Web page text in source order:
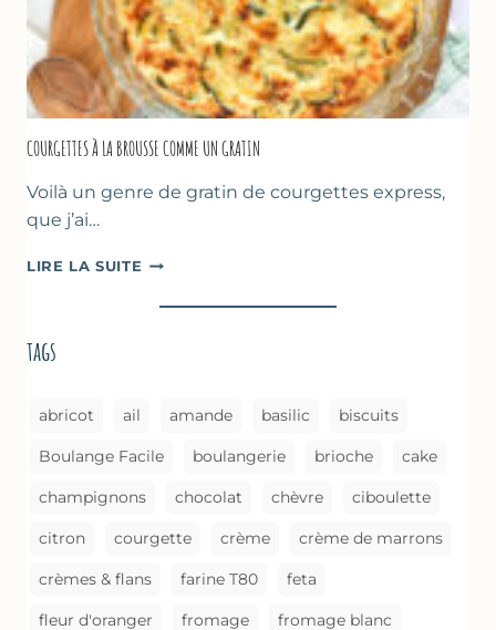
FOUR
COURGETTES À LA BROUSSE COMME UN GRATIN
Voilà un genre de gratin de courgettes express,
que j’ai…
LIRE LA SUITE COURGETTES
LA
tags
abricot ail amande basilic biscuits
Boulange Facile boulangerie brioche cake
champignons chocolat chèvre ciboulette
citron courgette crème crème de marrons
crèmes & flans farine T80 feta
fleur d'oranger fromage fromage blanc